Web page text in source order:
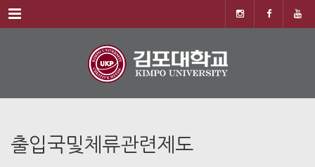
Menu
출입국및체류관련제도